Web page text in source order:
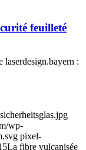
feuilleté
laserdesign.bayern :
wp-
pixel-
La fibre vulcanisée